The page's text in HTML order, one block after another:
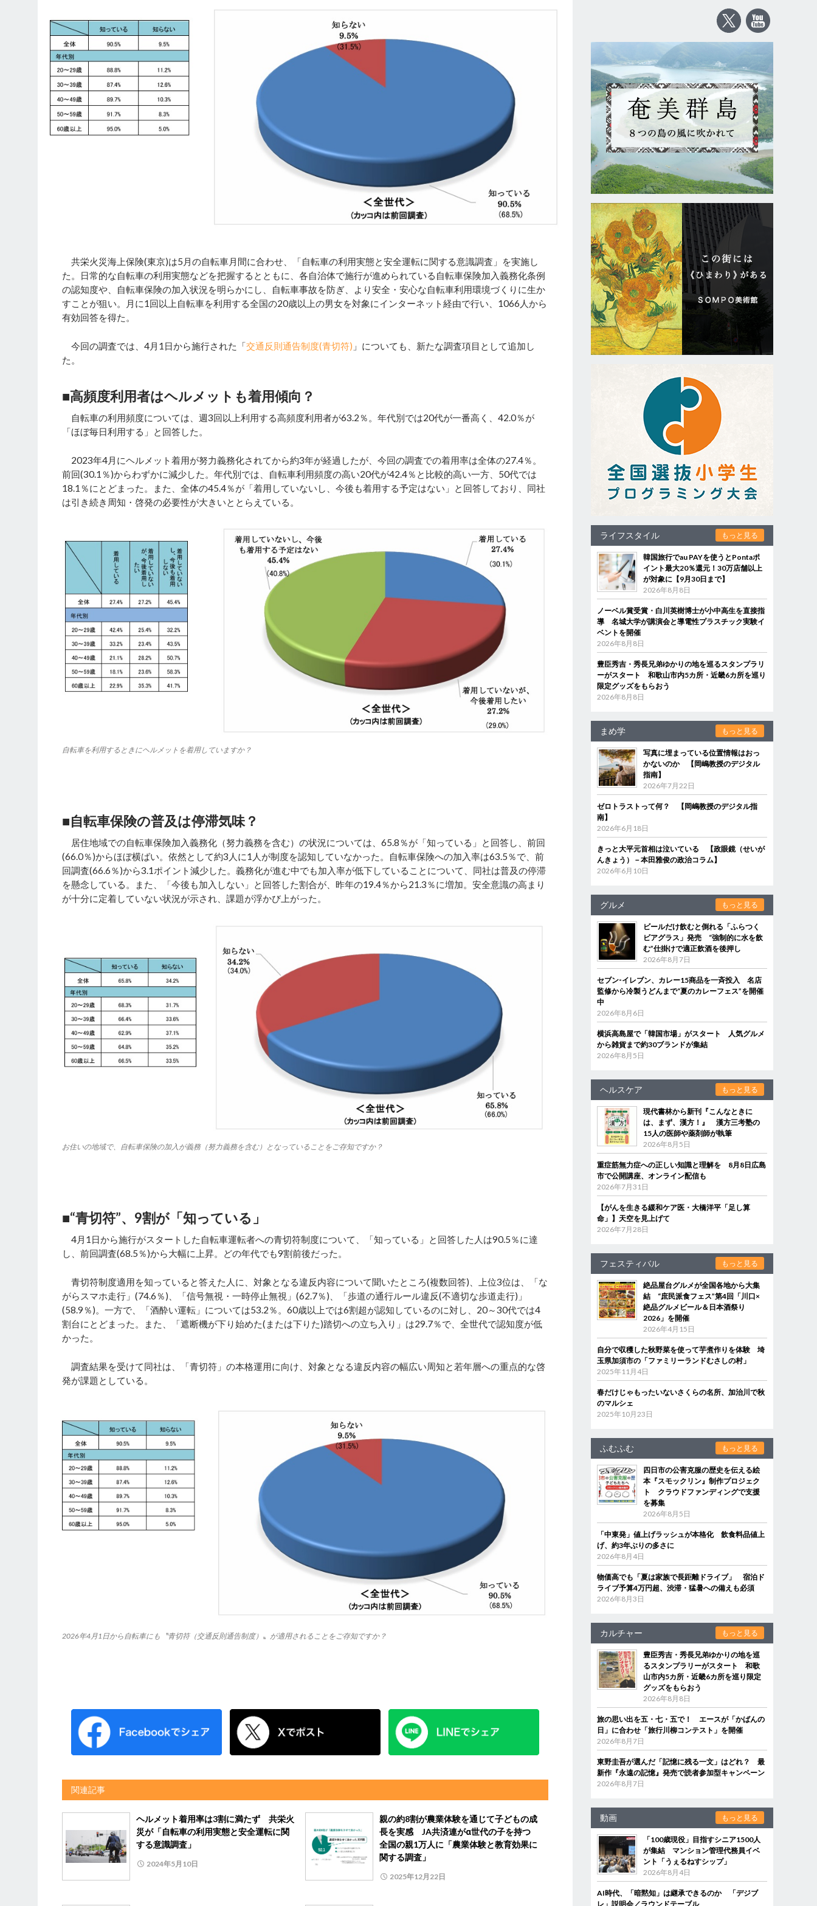
共栄火災海上保険(東京)は5月の自転車月間に合わせ、「自転車の利用実態と安全運転に関する意識調査」を実施し
た。日常的な自転車の利用実態などを把握するとともに、各自治体で施行が進められている自転車保険加入義務化条例
の認知度や、自転車保険の加入状況を明らかにし、自転車事故を防ぎ、より安全・安心な自転車利用環境づくりに生か
すことが狙い。月に1回以上自転車を利用する全国の20歳以上の男女を対象にインターネット経由で行い、1066人から
有効回答を得た。
今回の調査では、4月1日から施行された「交通反則通告制度(青切符) 」についても、新たな調査項目として追加し
た。
■高頻度利用者はヘルメットも着用傾向？
自転車の利用頻度については、週3回以上利用する高頻度利用者が63.2％。年代別では20代が一番高く、42.0％が
「ほぼ毎日利用する」と回答した。
2023年4月にヘルメット着用が努力義務化されてから約3年が経過したが、今回の調査での着用率は全体の27.4％。
前回(30.1％)からわずかに減少した。年代別では、自転車利用頻度の高い20代が42.4％と比較的高い一方、50代では
18.1％にとどまった。また、全体の45.4％が「着用していないし、今後も着用する予定はない」と回答しており、同社
は引き続き周知・啓発の必要性が大きいととらえている。
自転車を利用するときにヘルメットを着用していますか？
■自転車保険の普及は停滞気味？
居住地域での自転車保険加入義務化（努力義務を含む）の状況については、65.8％が「知っている」と回答し、前回
(66.0％)からほぼ横ばい。依然として約3人に1人が制度を認知していなかった。自転車保険への加入率は63.5％で、前
回調査(66.6％)から3.1ポイント減少した。義務化が進む中でも加入率が低下していることについて、同社は普及の停滞
を懸念している。また、「今後も加入しない」と回答した割合が、昨年の19.4％から21.3％に増加。安全意識の高まり
が十分に定着していない状況が示され、課題が浮かび上がった。
お住いの地域で、自転車保険の加入が義務（努力義務を含む）となっていることをご存知ですか？
■“青切符”、9割が「知っている」
4月1日から施行がスタートした自転車運転者への青切符制度について、「知っている」と回答した人は90.5％に達
し、前回調査(68.5％)から大幅に上昇。どの年代でも9割前後だった。
青切符制度適用を知っていると答えた人に、対象となる違反内容について聞いたところ(複数回答)、上位3位は、「な
がらスマホ走行」(74.6％)、「信号無視・一時停止無視」(62.7％)、「歩道の通行ルール違反(不適切な歩道走行)」
(58.9％)。一方で、「酒酔い運転」については53.2％。60歳以上では6割超が認知しているのに対し、20～30代では4
割台にとどまった。また、「遮断機が下り始めた(または下りた)踏切への立ち入り」は29.7％で、全世代で認知度が低
かった。
調査結果を受けて同社は、「青切符」の本格運用に向け、対象となる違反内容の幅広い周知と若年層への重点的な啓
発が課題としている。
2026年4月1日から自転車にも〝青切符（交通反則通告制度）〟が適用されることをご存知ですか？
関連記事
ヘルメット着用率は3割に満たず 共栄火
災が「自転車の利用実態と安全運転に関
する意識調査」
2024年5月10日
親の約8割が農業体験を通じて子どもの成
長を実感 JA共済連がα世代の子を持つ
全国の親1万人に「農業体験と教育効果に
関する調査」
2025年12月22日
ライフスタイル もっと見る
韓国旅行でau PAYを使うとPontaポ
イント最大20％還元！30万店舗以上
が対象に【9月30日まで】
2026年8月8日
ノーベル賞受賞・白川英樹博士が小中高生を直接指
導 名城大学が講演会と導電性プラスチック実験イ
ベントを開催
2026年8月8日
豊臣秀吉・秀長兄弟ゆかりの地を巡るスタンプラリ
ーがスタート 和歌山市内5カ所・近畿6カ所を巡り
限定グッズをもらおう
2026年8月8日
まめ学 もっと見る
写真に埋まっている位置情報はおっ
かないのか 【岡嶋教授のデジタル
指南】
2026年7月22日
ゼロトラストって何？ 【岡嶋教授のデジタル指
南】
2026年6月18日
きっと大平元首相は泣いている 【政眼鏡（せいが
んきょう）－本田雅俊の政治コラム】
2026年6月10日
グルメ もっと見る
ビールだけ飲むと倒れる「ふらつく
ビアグラス」発売 “強制的に水を飲
む”仕掛けで適正飲酒を後押し
2026年8月7日
セブン‐イレブン、カレー15商品を一斉投入 名店
監修から冷製うどんまで“夏のカレーフェス”を開催
中
2026年8月6日
横浜高島屋で「韓国市場」がスタート 人気グルメ
から雑貨まで約30ブランドが集結
2026年8月5日
ヘルスケア もっと見る
現代書林から新刊『こんなときに
は、まず、漢方！』 漢方三考塾の
15人の医師や薬剤師が執筆
2026年8月5日
重症筋無力症への正しい知識と理解を 8月8日広島
市で公開講座、オンライン配信も
2026年7月31日
【がんを生きる緩和ケア医・大橋洋平「足し算
命」】天空を見上げて
2026年7月28日
フェスティバル もっと見る
絶品屋台グルメが全国各地から大集
結 “庶民派食フェス”第4回「川口×
絶品グルメビール＆日本酒祭り
2026」を開催
2026年4月15日
自分で収穫した秋野菜を使って芋煮作りを体験 埼
玉県加須市の「ファミリーランドむさしの村」
2025年11月4日
春だけじゃもったいないさくらの名所、加治川で秋
のマルシェ
2025年10月23日
ふむふむ もっと見る
四日市の公害克服の歴史を伝える絵
本『スモックリン』制作プロジェク
ト クラウドファンディングで支援
を募集
2026年8月5日
「中東発」値上げラッシュが本格化 飲食料品値上
げ、約3年ぶりの多さに
2026年8月4日
物価高でも「夏は家族で長距離ドライブ」 宿泊ド
ライブ予算4万円超、渋滞・猛暑への備えも必須
2026年8月3日
カルチャー もっと見る
豊臣秀吉・秀長兄弟ゆかりの地を巡
るスタンプラリーがスタート 和歌
山市内5カ所・近畿6カ所を巡り限定
グッズをもらおう
2026年8月8日
旅の思い出を五・七・五で！ エースが「かばんの
日」に合わせ「旅行川柳コンテスト」を開催
2026年8月7日
東野圭吾が選んだ「記憶に残る一文」はどれ？ 最
新作『永遠の記憶』発売で読者参加型キャンペーン
2026年8月7日
動画 もっと見る
「100歳現役」目指すシニア1500人
が集結 マンション管理代務員イベ
ント「うぇるねすシップ」
2026年8月4日
AI時代、「暗黙知」は継承できるのか 「デジブ
レ」説明会／ラウンドテーブル